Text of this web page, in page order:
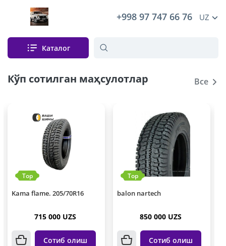
+998 97 747 66 76 UZ
Каталог
Кўп сотилган маҳсулотлар Все
Top
Kama flame. 205/70R16
715 000 UZS
Сотиб олиш
Top
balon nartech
850 000 UZS
Сотиб олиш